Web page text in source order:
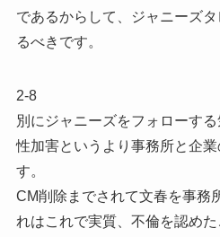
であるからして、ジャニーズ
るべきです。
2-8
別にジャニーズをフォローする
性加害というより事務所と企
す。
CM削除までされて文春を事務
れはこれで実質、不倫を認め